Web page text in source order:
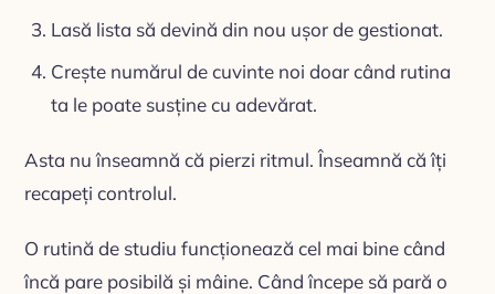
Lasă lista să devină din nou ușor de gestionat.
Crește numărul de cuvinte noi doar când rutina
ta le poate susține cu adevărat.
Asta nu înseamnă că pierzi ritmul. Înseamnă că îți
recapeți controlul.
O rutină de studiu funcționează cel mai bine când
încă pare posibilă și mâine. Când începe să pară o